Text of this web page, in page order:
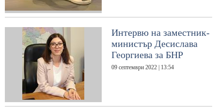
Интервю на заместник-
министър Десислава
Георгиева за БНР
09 септември 2022 | 13:54